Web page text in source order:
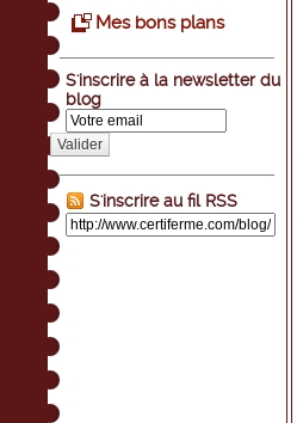
Mes bons plans
S'inscrire à la newsletter du
blog
Valider
S'inscrire au fil RSS